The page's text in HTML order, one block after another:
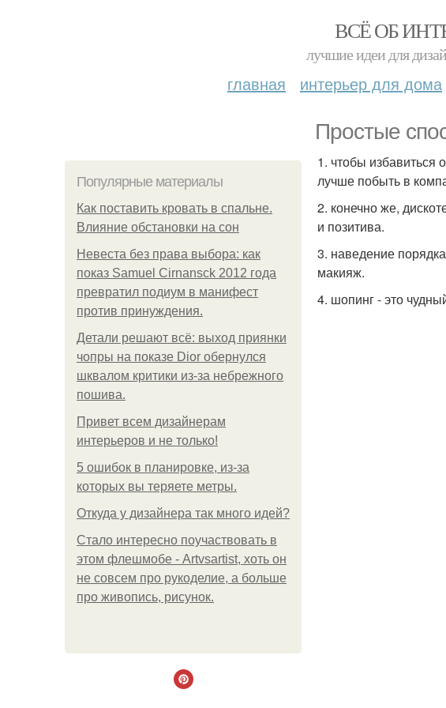
ВСЁ ОБ
лучшие идеи для
главная интерьер для дома
Простые
Популярные материалы
Как поставить кровать в спальне.
Влияние обстановки на сон
Невеста без права выбора: как
показ Samuel Cirnansck 2012 года
превратил подиум в манифест
против принуждения.
Детали решают всё: выход приянки
чопры на показе Dior обернулся
шквалом критики из-за небрежного
пошива.
Привет всем дизайнерам
интерьеров и не только!
5 ошибок в планировке, из-за
которых вы теряете метры.
Откуда у дизайнера так много идей?
Стало интересно поучаствовать в
этом флешмобе - Artvsartist, хоть он
не совсем про рукоделие, а больше
про живопись, рисунок.
1. чтобы избавиться
лучше побыть в
2. конечно же,
и позитива.
3. наведение
макияж.
4. шопинг - это